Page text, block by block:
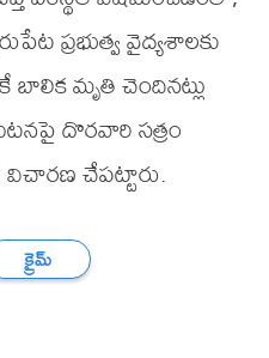
ప్రభుత్వ వైద్యశాలకు
మృతి చెందినట్లు
దొరవారి సత్రం
చేపట్టారు.
క్రైమ్